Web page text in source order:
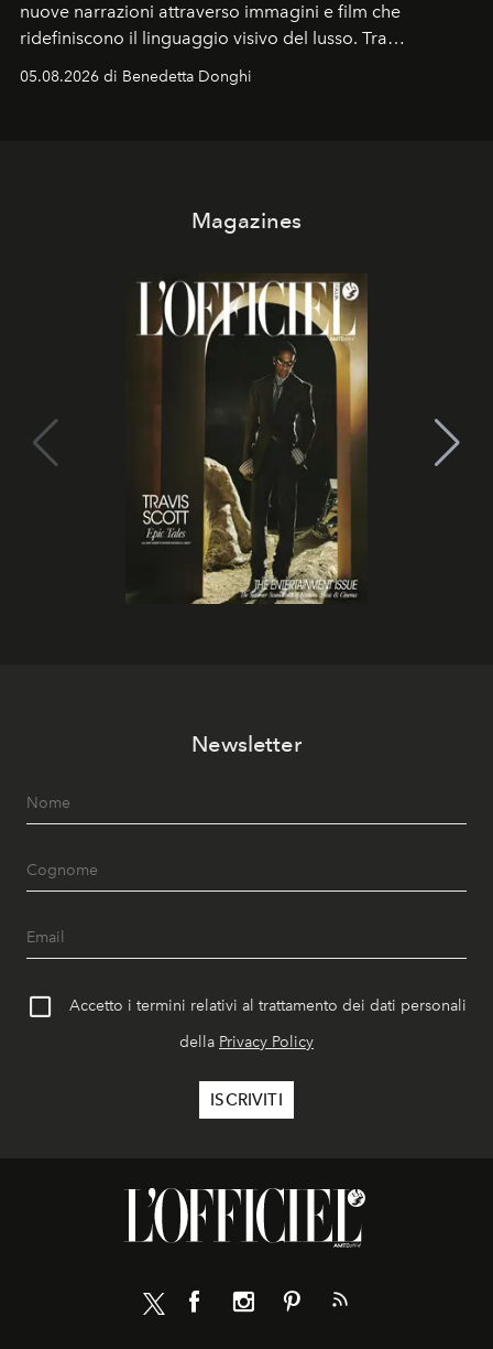
nuove narrazioni attraverso immagini e film che
ridefiniscono il linguaggio visivo del lusso. Tra
protagonisti del cinema, volti della cultura
contemporanea e storytelling d'autore, le maison
05.08.2026 di Benedetta Donghi
Magazines
Newsletter
Accetto i termini relativi al trattamento dei dati personali
della Privacy Policy